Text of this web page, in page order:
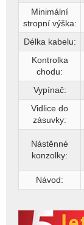
Minimální
stropní výška:
Délka kabelu:
Kontrolka
chodu:
Vypínač:
Vidlice do
zásuvky:
Nástěnné
konzolky:
Návod: